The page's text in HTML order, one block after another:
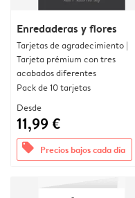
Enredaderas y flores
Tarjetas de agradecimiento |
Tarjeta prémium con tres
acabados diferentes
Pack de 10 tarjetas
Desde
11,99 €
offers Precios bajos cada día